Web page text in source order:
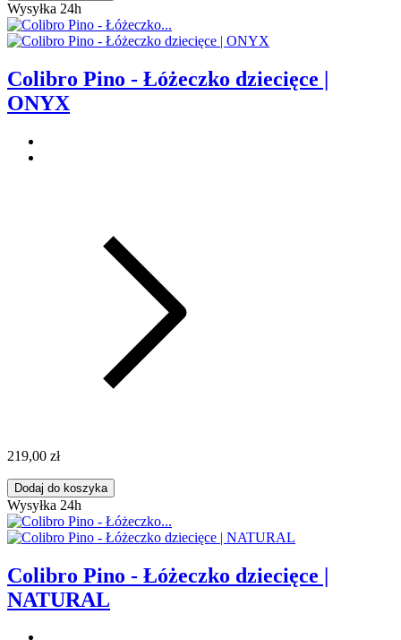
Wysyłka 24h
Colibro Pino - Łóżeczko dziecięce |
ONYX
219,00 zł
Dodaj do koszyka
Wysyłka 24h
Colibro Pino - Łóżeczko dziecięce |
NATURAL